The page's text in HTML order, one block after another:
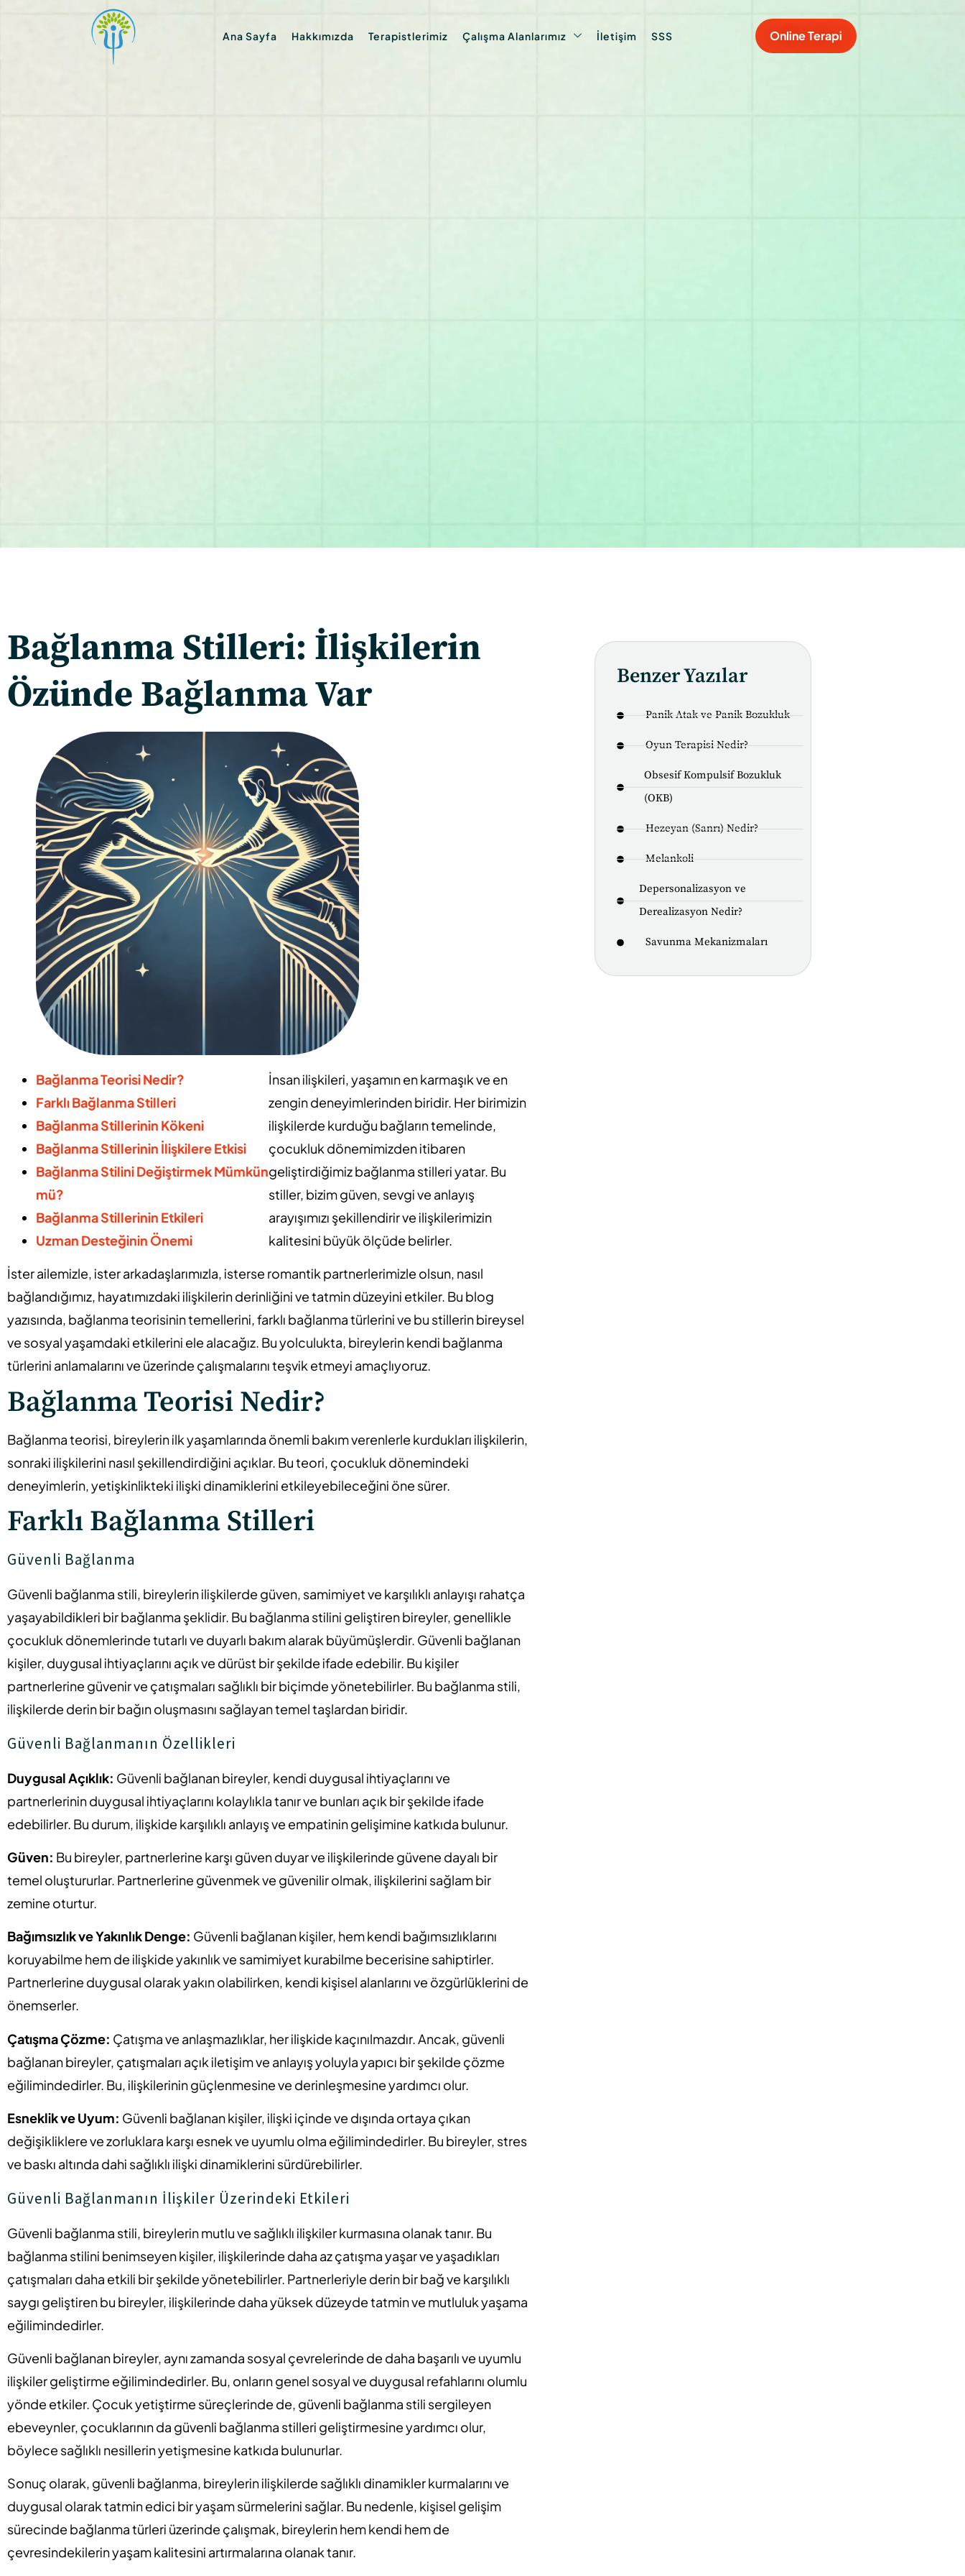
Ana Sayfa Hakkımızda Terapistlerimiz Çalışma Alanlarımız İletişim SSS Online Terapi
Bağlanma Stilleri: İlişkilerin
Özünde Bağlanma Var
Bağlanma Teorisi Nedir?
Farklı Bağlanma Stilleri
Bağlanma Stillerinin Kökeni
Bağlanma Stillerinin İlişkilere Etkisi
Bağlanma Stilini Değiştirmek Mümkün
mü?
Bağlanma Stillerinin Etkileri
Uzman Desteğinin Önemi
İnsan ilişkileri, yaşamın en karmaşık ve en
zengin deneyimlerinden biridir. Her birimizin
ilişkilerde kurduğu bağların temelinde,
çocukluk dönemimizden itibaren
geliştirdiğimiz bağlanma stilleri yatar. Bu
stiller, bizim güven, sevgi ve anlayış
arayışımızı şekillendirir ve ilişkilerimizin
kalitesini büyük ölçüde belirler.
İster ailemizle, ister arkadaşlarımızla, isterse romantik partnerlerimizle olsun, nasıl
bağlandığımız, hayatımızdaki ilişkilerin derinliğini ve tatmin düzeyini etkiler. Bu blog
yazısında, bağlanma teorisinin temellerini, farklı bağlanma türlerini ve bu stillerin bireysel
ve sosyal yaşamdaki etkilerini ele alacağız. Bu yolculukta, bireylerin kendi bağlanma
türlerini anlamalarını ve üzerinde çalışmalarını teşvik etmeyi amaçlıyoruz.
Bağlanma Teorisi Nedir?
Bağlanma teorisi, bireylerin ilk yaşamlarında önemli bakım verenlerle kurdukları ilişkilerin,
sonraki ilişkilerini nasıl şekillendirdiğini açıklar. Bu teori, çocukluk dönemindeki
deneyimlerin, yetişkinlikteki ilişki dinamiklerini etkileyebileceğini öne sürer.
Farklı Bağlanma Stilleri
Güvenli Bağlanma
Güvenli bağlanma stili, bireylerin ilişkilerde güven, samimiyet ve karşılıklı anlayışı rahatça
yaşayabildikleri bir bağlanma şeklidir. Bu bağlanma stilini geliştiren bireyler, genellikle
çocukluk dönemlerinde tutarlı ve duyarlı bakım alarak büyümüşlerdir. Güvenli bağlanan
kişiler, duygusal ihtiyaçlarını açık ve dürüst bir şekilde ifade edebilir. Bu kişiler
partnerlerine güvenir ve çatışmaları sağlıklı bir biçimde yönetebilirler. Bu bağlanma stili,
ilişkilerde derin bir bağın oluşmasını sağlayan temel taşlardan biridir.
Güvenli Bağlanmanın Özellikleri
Duygusal Açıklık: Güvenli bağlanan bireyler, kendi duygusal ihtiyaçlarını ve
partnerlerinin duygusal ihtiyaçlarını kolaylıkla tanır ve bunları açık bir şekilde ifade
edebilirler. Bu durum, ilişkide karşılıklı anlayış ve empatinin gelişimine katkıda bulunur.
Güven: Bu bireyler, partnerlerine karşı güven duyar ve ilişkilerinde güvene dayalı bir
temel oluştururlar. Partnerlerine güvenmek ve güvenilir olmak, ilişkilerini sağlam bir
zemine oturtur.
Bağımsızlık ve Yakınlık Denge: Güvenli bağlanan kişiler, hem kendi bağımsızlıklarını
koruyabilme hem de ilişkide yakınlık ve samimiyet kurabilme becerisine sahiptirler.
Partnerlerine duygusal olarak yakın olabilirken, kendi kişisel alanlarını ve özgürlüklerini de
önemserler.
Çatışma Çözme: Çatışma ve anlaşmazlıklar, her ilişkide kaçınılmazdır. Ancak, güvenli
bağlanan bireyler, çatışmaları açık iletişim ve anlayış yoluyla yapıcı bir şekilde çözme
eğilimindedirler. Bu, ilişkilerinin güçlenmesine ve derinleşmesine yardımcı olur.
Esneklik ve Uyum: Güvenli bağlanan kişiler, ilişki içinde ve dışında ortaya çıkan
değişikliklere ve zorluklara karşı esnek ve uyumlu olma eğilimindedirler. Bu bireyler, stres
ve baskı altında dahi sağlıklı ilişki dinamiklerini sürdürebilirler.
Güvenli Bağlanmanın İlişkiler Üzerindeki Etkileri
Güvenli bağlanma stili, bireylerin mutlu ve sağlıklı ilişkiler kurmasına olanak tanır. Bu
bağlanma stilini benimseyen kişiler, ilişkilerinde daha az çatışma yaşar ve yaşadıkları
çatışmaları daha etkili bir şekilde yönetebilirler. Partnerleriyle derin bir bağ ve karşılıklı
saygı geliştiren bu bireyler, ilişkilerinde daha yüksek düzeyde tatmin ve mutluluk yaşama
eğilimindedirler.
Güvenli bağlanan bireyler, aynı zamanda sosyal çevrelerinde de daha başarılı ve uyumlu
ilişkiler geliştirme eğilimindedirler. Bu, onların genel sosyal ve duygusal refahlarını olumlu
yönde etkiler. Çocuk yetiştirme süreçlerinde de, güvenli bağlanma stili sergileyen
ebeveynler, çocuklarının da güvenli bağlanma stilleri geliştirmesine yardımcı olur,
böylece sağlıklı nesillerin yetişmesine katkıda bulunurlar.
Sonuç olarak, güvenli bağlanma, bireylerin ilişkilerde sağlıklı dinamikler kurmalarını ve
duygusal olarak tatmin edici bir yaşam sürmelerini sağlar. Bu nedenle, kişisel gelişim
sürecinde bağlanma türleri üzerinde çalışmak, bireylerin hem kendi hem de
çevresindekilerin yaşam kalitesini artırmalarına olanak tanır.
Benzer Yazılar
Panik Atak ve Panik Bozukluk
Oyun Terapisi Nedir?
Obsesif Kompulsif Bozukluk
(OKB)
Hezeyan (Sanrı) Nedir?
Melankoli
Depersonalizasyon ve
Derealizasyon Nedir?
Savunma Mekanizmaları